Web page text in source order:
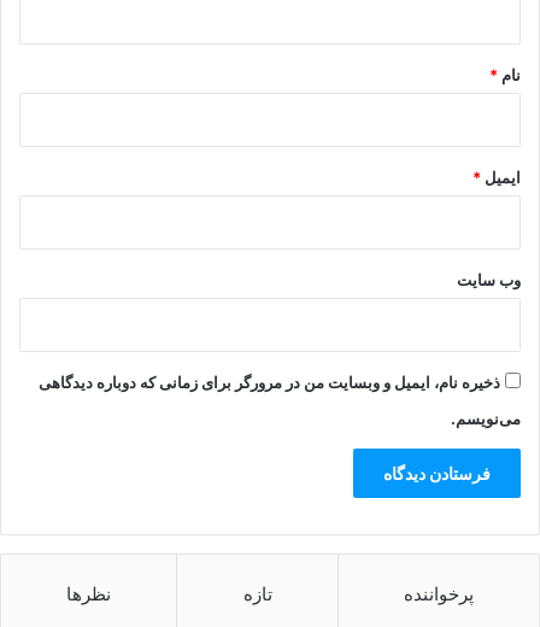
نام *
ایمیل *
وب‌ سایت
ذخیره نام، ایمیل و وبسایت من در مرورگر برای زمانی که دوباره دیدگاهی
می‌نویسم.
پرخواننده تازه نظرها